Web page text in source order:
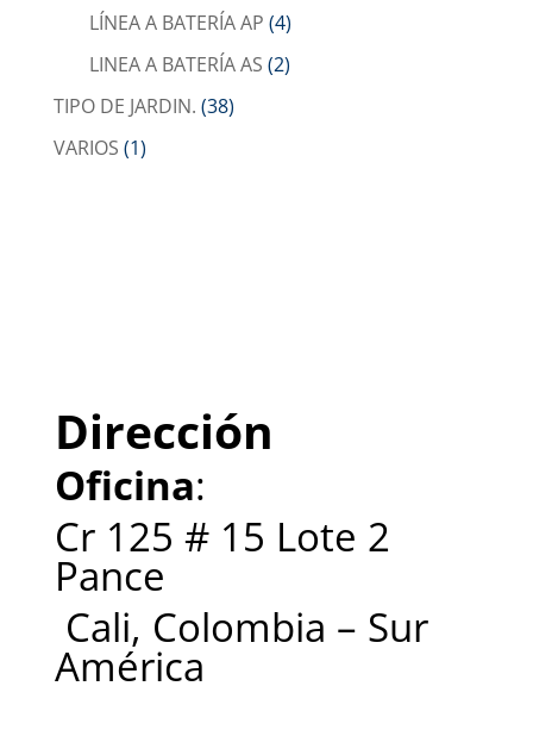
LÍNEA A BATERÍA AP (4)
LINEA A BATERÍA AS (2)
TIPO DE JARDIN. (38)
VARIOS (1)
Dirección
Oficina:
Cr 125 # 15 Lote 2
Pance
Cali, Colombia – Sur
América